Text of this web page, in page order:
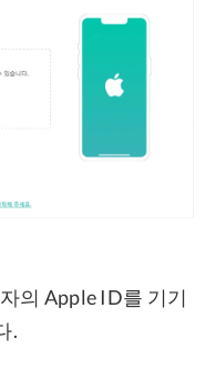
의 Apple ID를 기기
.